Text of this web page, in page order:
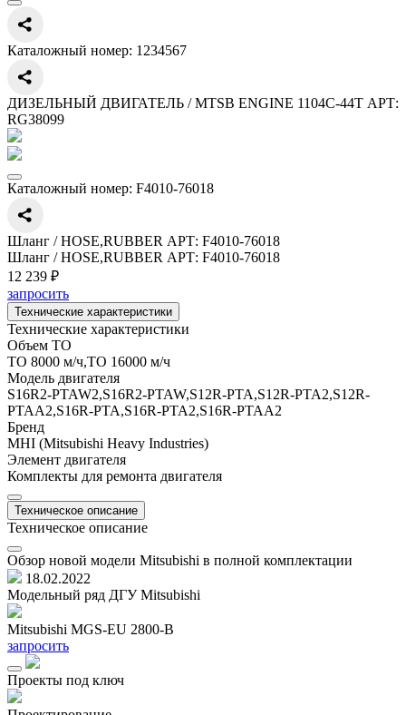
Каталожный номер: 1234567
ДИЗЕЛЬНЫЙ ДВИГАТЕЛЬ / MTSB ENGINE 1104C-44T АРТ:
RG38099
Каталожный номер: F4010-76018
Шланг / HOSE,RUBBER АРТ: F4010-76018
Шланг / HOSE,RUBBER АРТ: F4010-76018
12 239 ₽
запросить
Технические характеристики
Технические характеристики
Объем ТО
ТО 8000 м/ч,ТО 16000 м/ч
Модель двигателя
S16R2-PTAW2,S16R2-PTAW,S12R-PTA,S12R-PTA2,S12R-
PTAА2,S16R-PTA,S16R-PTA2,S16R-PTAA2
Бренд
MHI (Mitsubishi Heavy Industries)
Элемент двигателя
Комплекты для ремонта двигателя
Техническое описание
Техническое описание
Обзор новой модели Mitsubishi в полной комплектации
18.02.2022
Модельный ряд ДГУ Mitsubishi
Mitsubishi MGS-EU 2800-B
запросить
Проекты под ключ